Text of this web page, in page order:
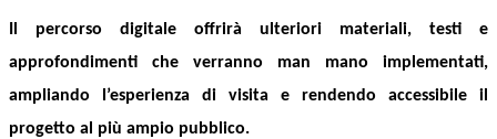
Il percorso digitale offrirà ulteriori materiali, testi e
approfondimenti che verranno man mano implementati,
ampliando l’esperienza di visita e rendendo accessibile il
progetto al più ampio pubblico.